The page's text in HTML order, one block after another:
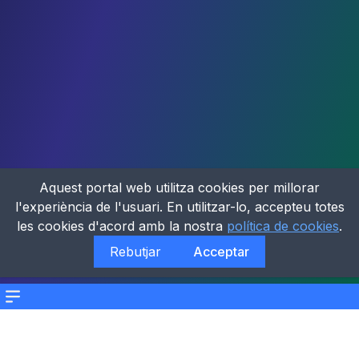
Menu
Aquest portal web utilitza cookies per millorar
l'experiència de l'usuari. En utilitzar-lo, accepteu totes
les cookies d'acord amb la nostra política de cookies.
Rebutjar
Acceptar